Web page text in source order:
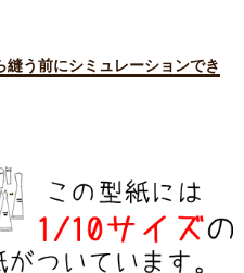
う前にシミュレーションでき